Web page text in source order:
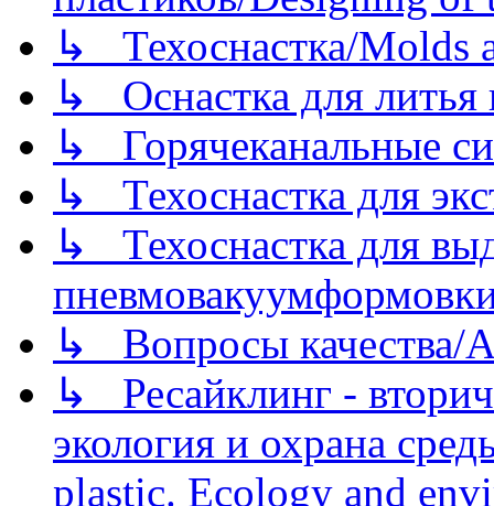
↳ Техоснастка/Molds
↳ Оснастка для литья
↳ Горячеканальные
↳ Техоснастка для
↳ Техоснастка для
↳ Вопросы качества/
↳ Ресайклинг -
экология и охрана
plastic. Ecology and